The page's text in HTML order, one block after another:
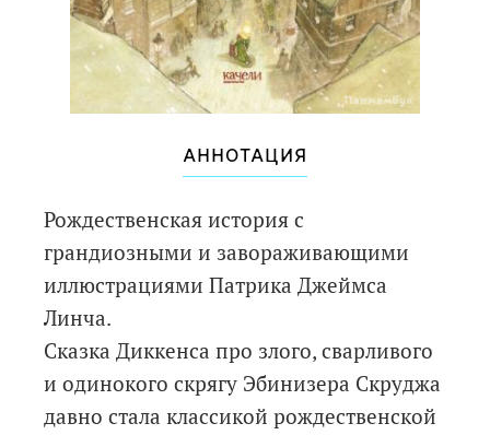
АННОТАЦИЯ
Рождественская история с
грандиозными и завораживающими
иллюстрациями Патрика Джеймса
Линча.
Сказка Диккенса про злого, сварливого
и одинокого скрягу Эбинизера Скруджа
давно стала классикой рождественской